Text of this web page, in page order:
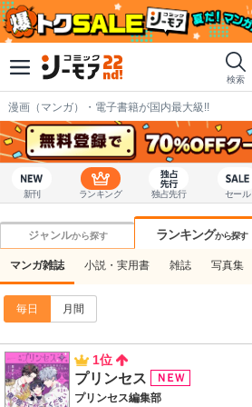
検索
漫画（マンガ）・電子書籍が国内最大級!!
新刊 ランキング 独占先行 セール
ジャンルから探す ランキングから探す
マンガ雑誌 小説・実用書 雑誌 写真集
毎日 月間
1位
プリンセス
プリンセス編集部